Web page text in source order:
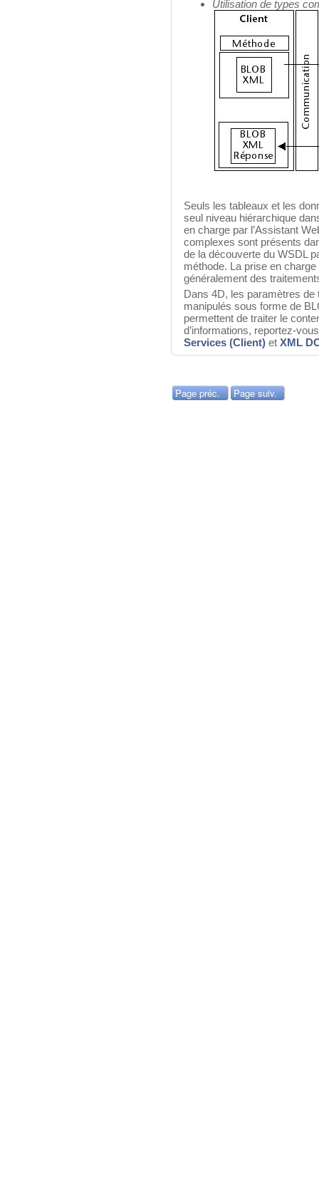
Utilisation de types
Seuls les tableaux et les
seul niveau hiérarchique
en charge par l’Assistant
complexes sont présents
de la découverte du WSDL
méthode. La prise en
généralement des
Dans 4D, les paramètres
manipulés sous forme de
permettent de traiter le
d’informations, reportez-
Services (Client) et XML
Page préc. Page suiv.